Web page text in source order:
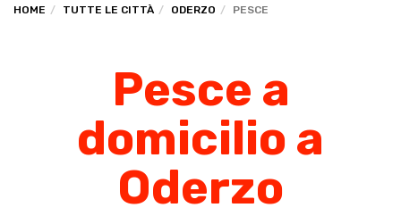
HOME TUTTE LE CITTÀ ODERZO PESCE
Pesce a
domicilio a
Oderzo